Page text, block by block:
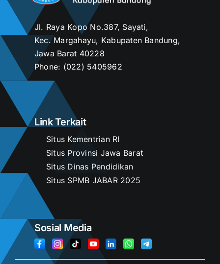
Jl. Raya Kopo No.387, Sayati,
Kec. Margahayu, Kabupaten Bandung,
Jawa Barat 40228
Phone: (022) 5405962
Link Terkait
Situs Kementrian RI
Situs Provinsi Jawa Barat
Situs Dinas Pendidikan
Situs SPMB JABAR 2025
Sosial Media